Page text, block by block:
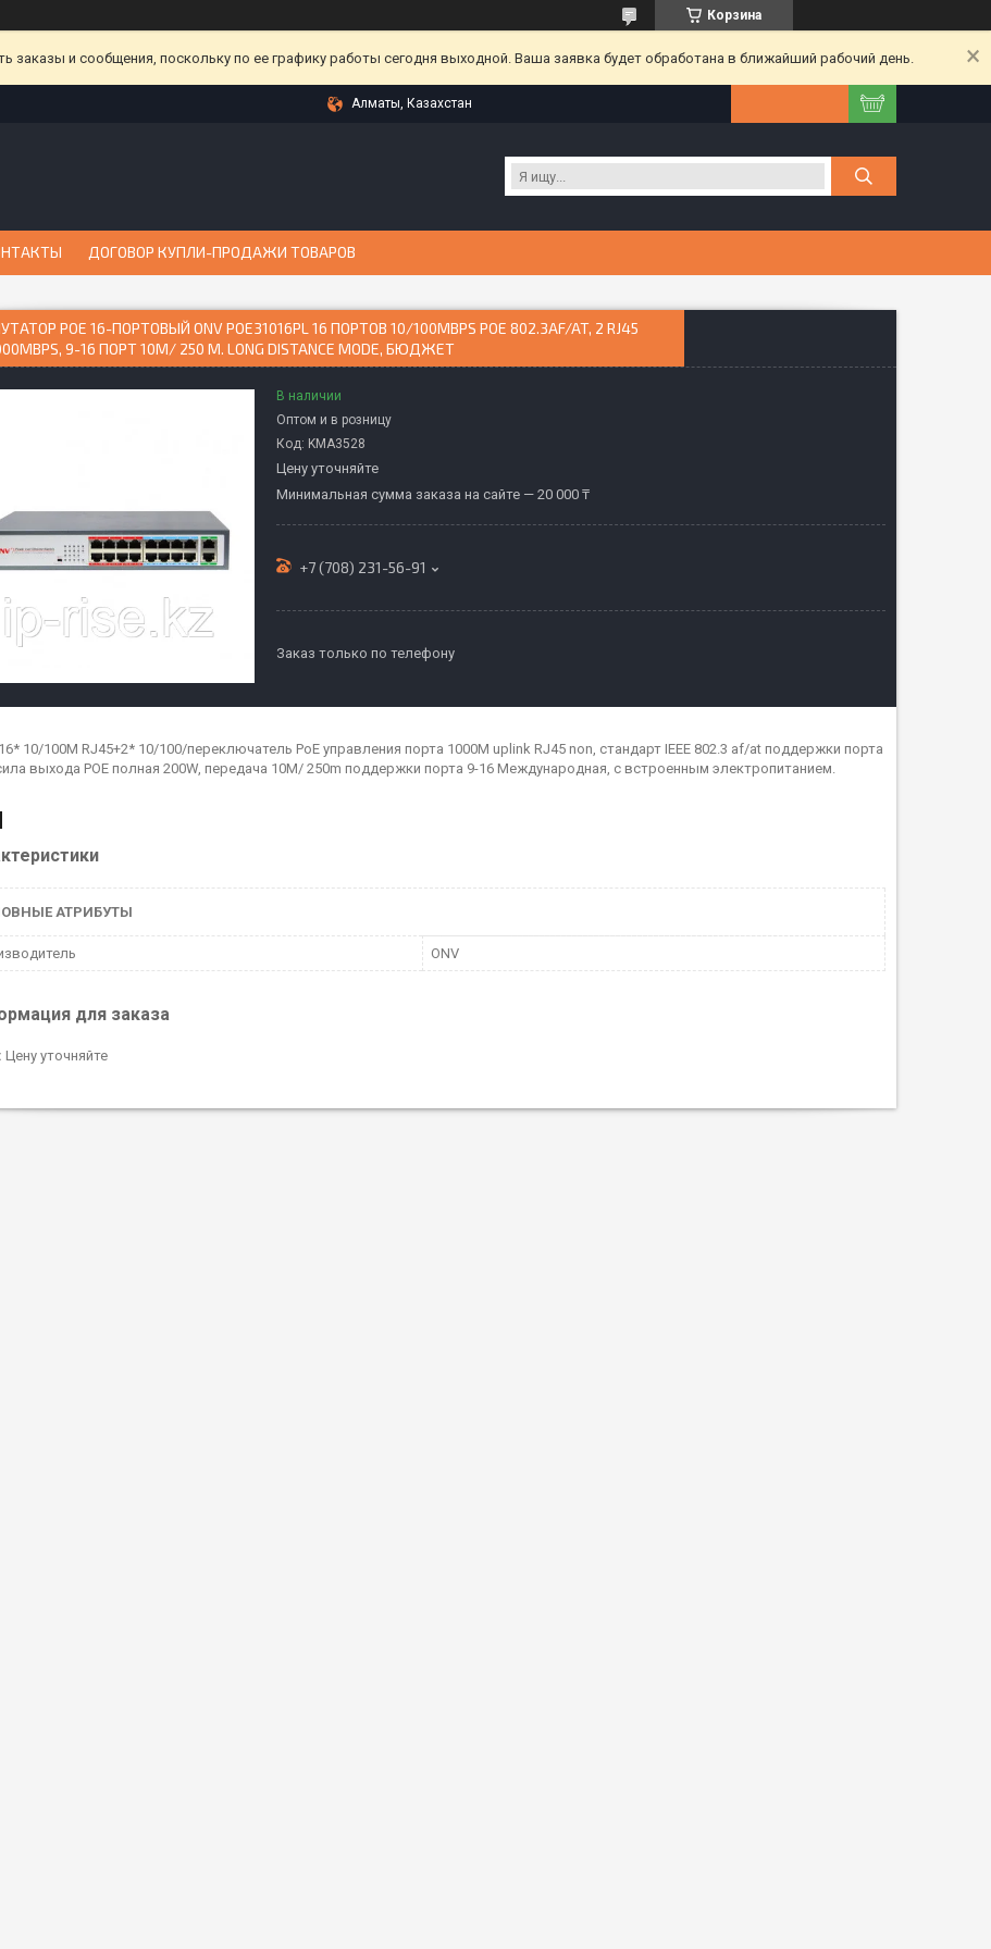
Корзина
заказы и сообщения, поскольку по ее графику работы сегодня выходной. Ваша заявка будет обработана в ближайший рабочий день.
Алматы, Казахстан
ДОГОВОР КУПЛИ-ПРОДАЖИ ТОВАРОВ
POE 16-ПОРТОВЫЙ ONV POE31016PL 16 ПОРТОВ 10/100MBPS POE 802.3AF/AT, 2 RJ45
9-16 ПОРТ 10М/ 250 M. LONG DISTANCE MODE, БЮДЖЕТ
В наличии
Оптом и в розницу
Код: KMА3528
Цену уточняйте
Минимальная сумма заказа на сайте — 20 000 ₸
+7 (708) 231-56-91
Заказ только по телефону
10/100M RJ45+2* 10/100/переключатель PoE управления порта 1000M uplink RJ45 non, стандарт IEEE 802.3 af/at поддержки порта
выхода POE полная 200W, передача 10M/ 250m поддержки порта 9-16 Международная, с встроенным электропитанием.
АТРИБУТЫ
ONV
для заказа
Цену уточняйте